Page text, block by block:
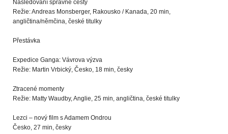
Následování správné cesty
Režie: Andreas Monsberger, Rakousko / Kanada, 20 min,
angličtina/němčina, české titulky
Přestávka
Expedice Ganga: Vávrova výzva
Režie: Martin Vrbický, Česko, 18 min, česky
Ztracené momenty
Režie: Matty Waudby, Anglie, 25 min, angličtina, české titulky
Lezci – nový film s Adamem Ondrou
Česko, 27 min, česky